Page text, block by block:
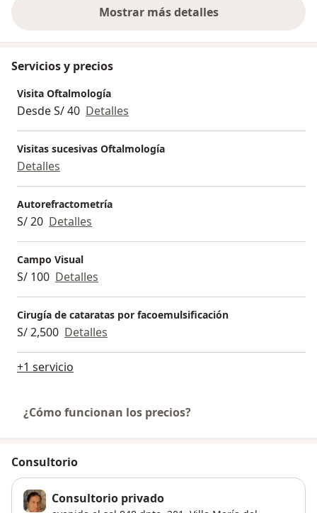
Mostrar más detalles
sobre la experiencia
Servicios y precios
Visita Oftalmología
Desde S/ 40 Detalles
Visitas sucesivas Oftalmología
Detalles
Autorefractometría
S/ 20 Detalles
Campo Visual
S/ 100 Detalles
Cirugía de cataratas por facoemulsificación
S/ 2,500 Detalles
+1 servicio
¿Cómo funcionan los precios?
Consultorio
Consultorio privado